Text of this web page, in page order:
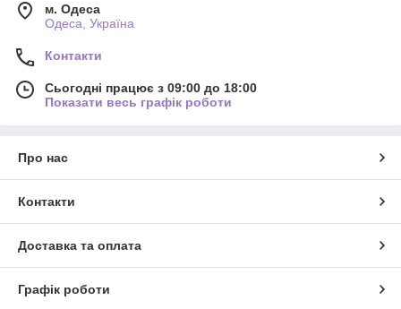
м. Одеса
Одеса, Україна
Контакти
Сьогодні працює з 09:00 до 18:00
Показати весь графік роботи
Про нас
Контакти
Доставка та оплата
Графік роботи